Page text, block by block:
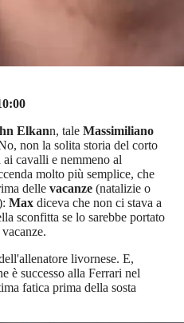
Elkann, tale Massimiliano
non la solita storia del corto
cavalli e nemmeno al
molto più semplice, che
delle vacanze (natalizie o
Max diceva che non ci stava a
sconfitta se lo sarebbe portato
livornese. E,
è successo alla Ferrari nel
fatica prima della sosta